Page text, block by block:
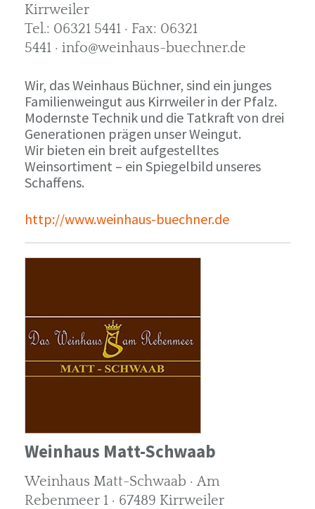
Kirrweiler
Tel.: 06321 5441 · Fax: 06321
5441 · info@weinhaus-buechner.de
Wir, das Weinhaus Büchner, sind ein junges
Familienweingut aus Kirrweiler in der Pfalz.
Modernste Technik und die Tatkraft von drei
Generationen prägen unser Weingut.
Wir bieten ein breit aufgestelltes
Weinsortiment – ein Spiegelbild unseres
Schaffens.
http://www.weinhaus-buechner.de
Weinhaus Matt-Schwaab
Weinhaus Matt-Schwaab · Am
Rebenmeer 1 · 67489 Kirrweiler